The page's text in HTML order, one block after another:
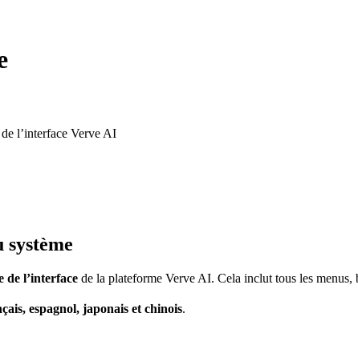
l’interface Verve AI
système
de l’interface de la plateforme Verve AI. Cela inclut tous les menus,
espagnol, japonais et chinois.